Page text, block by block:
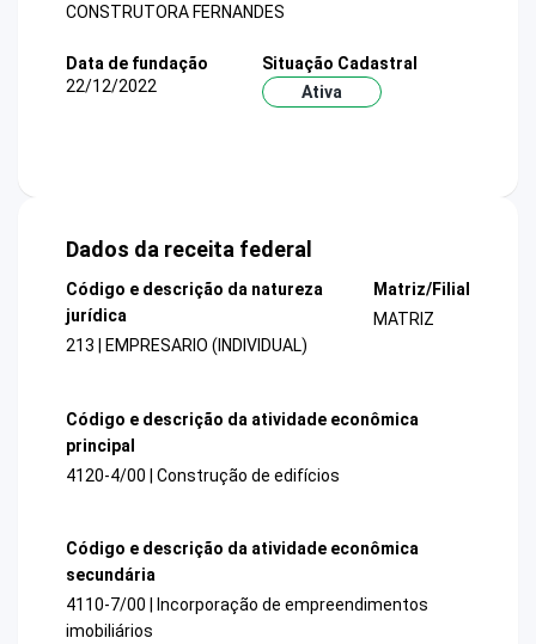
CONSTRUTORA FERNANDES
Data de fundação
22/12/2022
Situação Cadastral
Ativa
Dados da receita federal
Código e descrição da natureza
jurídica
213 | EMPRESARIO (INDIVIDUAL)
Matriz/Filial
MATRIZ
Código e descrição da atividade econômica
principal
4120-4/00 | Construção de edifícios
Código e descrição da atividade econômica
secundária
4110-7/00 | Incorporação de empreendimentos
imobiliários